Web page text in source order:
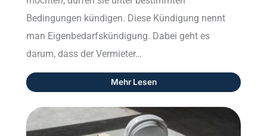
Bedingungen kündigen. Diese Kündigung nennt
man Eigenbedarfskündigung. Dabei geht es
darum, dass der Vermieter…
Mehr Lesen